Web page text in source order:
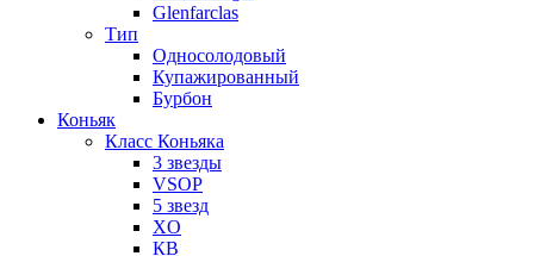
Glenfarclas
Тип
Односолодовый
Купажированный
Бурбон
Коньяк
Класс Коньяка
3 звезды
VSOP
5 звезд
XO
КВ